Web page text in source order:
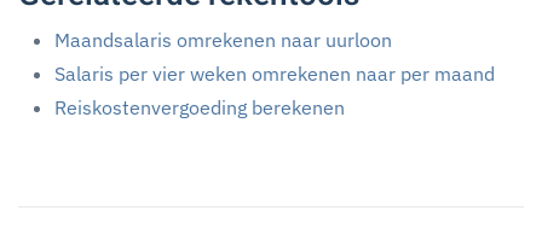
Maandsalaris omrekenen naar uurloon
Salaris per vier weken omrekenen naar per maand
Reiskostenvergoeding berekenen